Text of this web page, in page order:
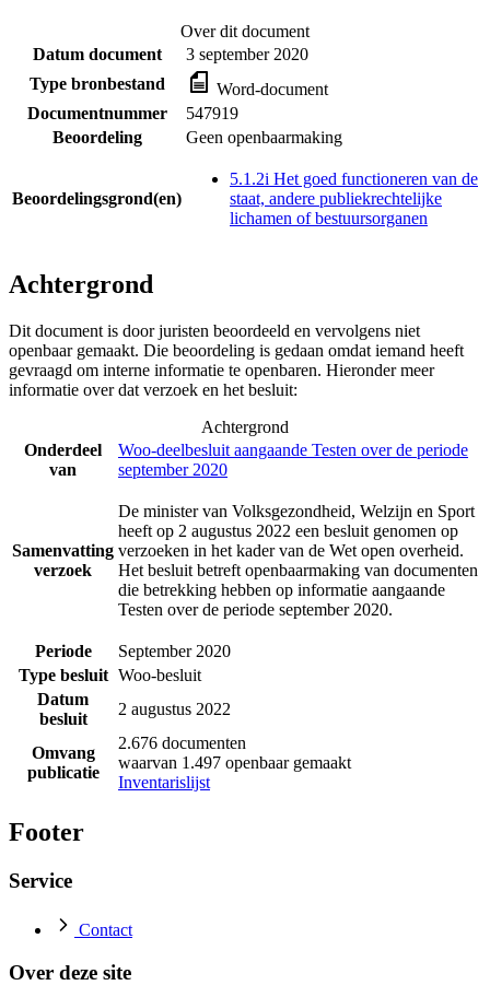
Over dit document
Datum document
3 september 2020
Type bronbestand
Word-document
Documentnummer
547919
Beoordeling
Geen openbaarmaking
Beoordelingsgrond(en)
5.1.2i Het goed functioneren van de
staat, andere publiekrechtelijke
lichamen of bestuursorganen
Achtergrond
Dit document is door juristen beoordeeld en vervolgens niet
openbaar gemaakt. Die beoordeling is gedaan omdat iemand heeft
gevraagd om interne informatie te openbaren. Hieronder meer
informatie over dat verzoek en het besluit:
Achtergrond
Onderdeel
van
Woo-deelbesluit aangaande Testen over de periode
september 2020
Samenvatting
verzoek
De minister van Volksgezondheid, Welzijn en Sport
heeft op 2 augustus 2022 een besluit genomen op
verzoeken in het kader van de Wet open overheid.
Het besluit betreft openbaarmaking van documenten
die betrekking hebben op informatie aangaande
Testen over de periode september 2020.
Periode
September 2020
Type besluit Woo-besluit
Datum
besluit
2 augustus 2022
Omvang
publicatie
2.676 documenten
waarvan 1.497 openbaar gemaakt
Inventarislijst
Footer
Service
Contact
Over deze site